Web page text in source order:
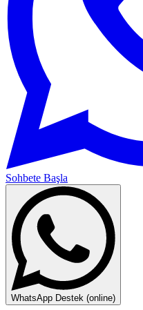
Sohbete Başla
WhatsApp Destek (online)